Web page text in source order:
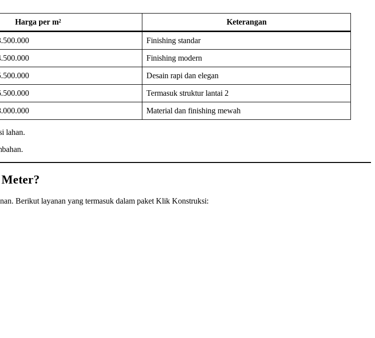
Harga per m² Keterangan
Finishing standar
Finishing modern
Desain rapi dan elegan
Termasuk struktur lantai 2
Material dan finishing mewah
lahan.
Meter?
Berikut layanan yang termasuk dalam paket Klik Konstruksi: